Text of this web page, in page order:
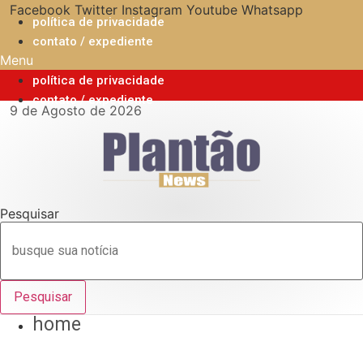
para
conteúdo
Facebook Twitter Instagram Youtube Whatsapp
política de privacidade
contato / expediente
Menu
política de privacidade
contato / expediente
9 de Agosto de 2026
Pesquisar
Pesquisar
home